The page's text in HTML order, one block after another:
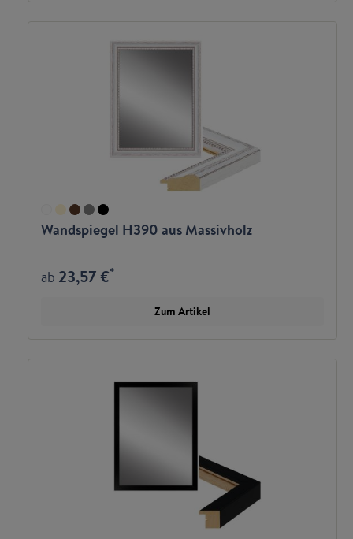
Wandspiegel H390 aus Massivholz
ab 23,57 €*
Zum Artikel